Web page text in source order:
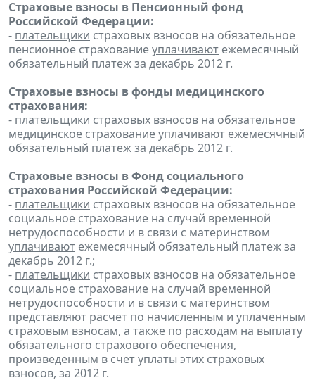
Страховые взносы в Пенсионный фонд
Российской Федерации:
- плательщики страховых взносов на обязательное
пенсионное страхованиеуплачивают ежемесячный
обязательный платеж за декабрь 2012 г.
Страховые взносы в фонды медицинского
страхования:
- плательщики страховых взносов на обязательное
медицинское страхованиеуплачивают ежемесячный
обязательный платеж за декабрь 2012 г.
Страховые взносы в Фонд социального
страхования Российской Федерации:
- плательщики страховых взносов на обязательное
социальное страхование на случай временной
нетрудоспособности и в связи с материнством
уплачивают ежемесячный обязательный платеж за
декабрь 2012 г.;
- плательщики страховых взносов на обязательное
социальное страхование на случай временной
нетрудоспособности и в связи с материнством
представляют расчет по начисленным и уплаченным
страховым взносам, а также по расходам на выплату
обязательного страхового обеспечения,
произведенным в счет уплаты этих страховых
взносов, за 2012 г.